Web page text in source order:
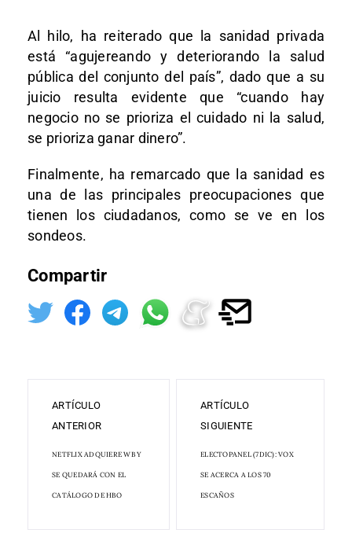
Al hilo, ha reiterado que la sanidad privada
está “agujereando y deteriorando la salud
pública del conjunto del país”, dado que a su
juicio resulta evidente que “cuando hay
negocio no se prioriza el cuidado ni la salud,
se prioriza ganar dinero”.
Finalmente, ha remarcado que la sanidad es
una de las principales preocupaciones que
tienen los ciudadanos, como se ve en los
sondeos.
Compartir
ARTÍCULO
ANTERIOR
NETFLIX ADQUIERE WB Y
SE QUEDARÁ CON EL
CATÁLOGO DE HBO
ARTÍCULO
SIGUIENTE
ELECTOPANEL (7DIC): VOX
SE ACERCA A LOS 70
ESCAÑOS